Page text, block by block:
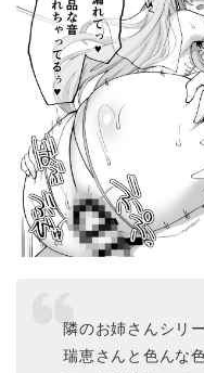
隣のお姉さんシリ
瑞恵さんと色んな